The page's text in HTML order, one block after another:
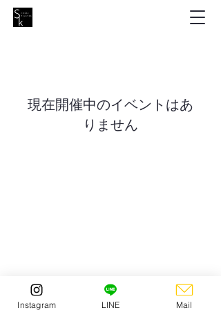
現在開催中のイベントはあ
りません
Instagram LINE Mail